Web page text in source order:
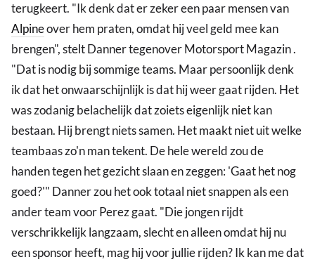
terugkeert. "Ik denk dat er zeker een paar mensen van
Alpineover hem praten, omdat hij veel geld mee kan
brengen", stelt Danner tegenover Motorsport Magazin .
"Dat is nodig bij sommige teams. Maar persoonlijk denk
ik dat het onwaarschijnlijk is dat hij weer gaat rijden. Het
was zodanig belachelijk dat zoiets eigenlijk niet kan
bestaan. Hij brengt niets samen. Het maakt niet uit welke
teambaas zo'n man tekent. De hele wereld zou de
handen tegen het gezicht slaan en zeggen: 'Gaat het nog
goed?'" Danner zou het ook totaal niet snappen als een
ander team voor Perez gaat. "Die jongen rijdt
verschrikkelijk langzaam, slecht en alleen omdat hij nu
een sponsor heeft, mag hij voor jullie rijden? Ik kan me dat